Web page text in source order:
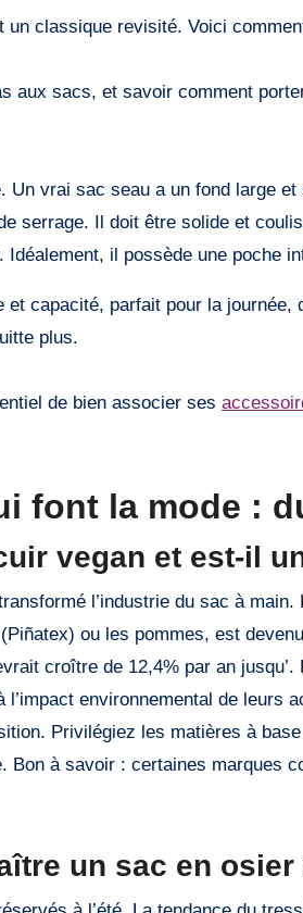
un classique revisité. Voici
aux sacs, et savoir comment
Un vrai sac seau a un fond large et
serrage. Il doit être solide et
Idéalement, il possède une poche
et capacité, parfait pour la
plus.
de bien associer ses
font la mode :
vegan et est-il
l’industrie du sac à
ou les pommes, est
croître de 12,4% par an
environnemental de
Privilégiez les matières à
Bon à savoir : certaines marques
un sac en